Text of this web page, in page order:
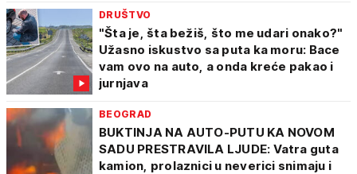
DRUŠTVO
"Šta je, šta bežiš, što me udari onako?"
Užasno iskustvo sa puta ka moru: Bace
vam ovo na auto, a onda kreće pakao i
jurnjava
BEOGRAD
BUKTINJA NA AUTO-PUTU KA NOVOM
SADU PRESTRAVILA LJUDE: Vatra guta
kamion, prolaznici u neverici snimaju i